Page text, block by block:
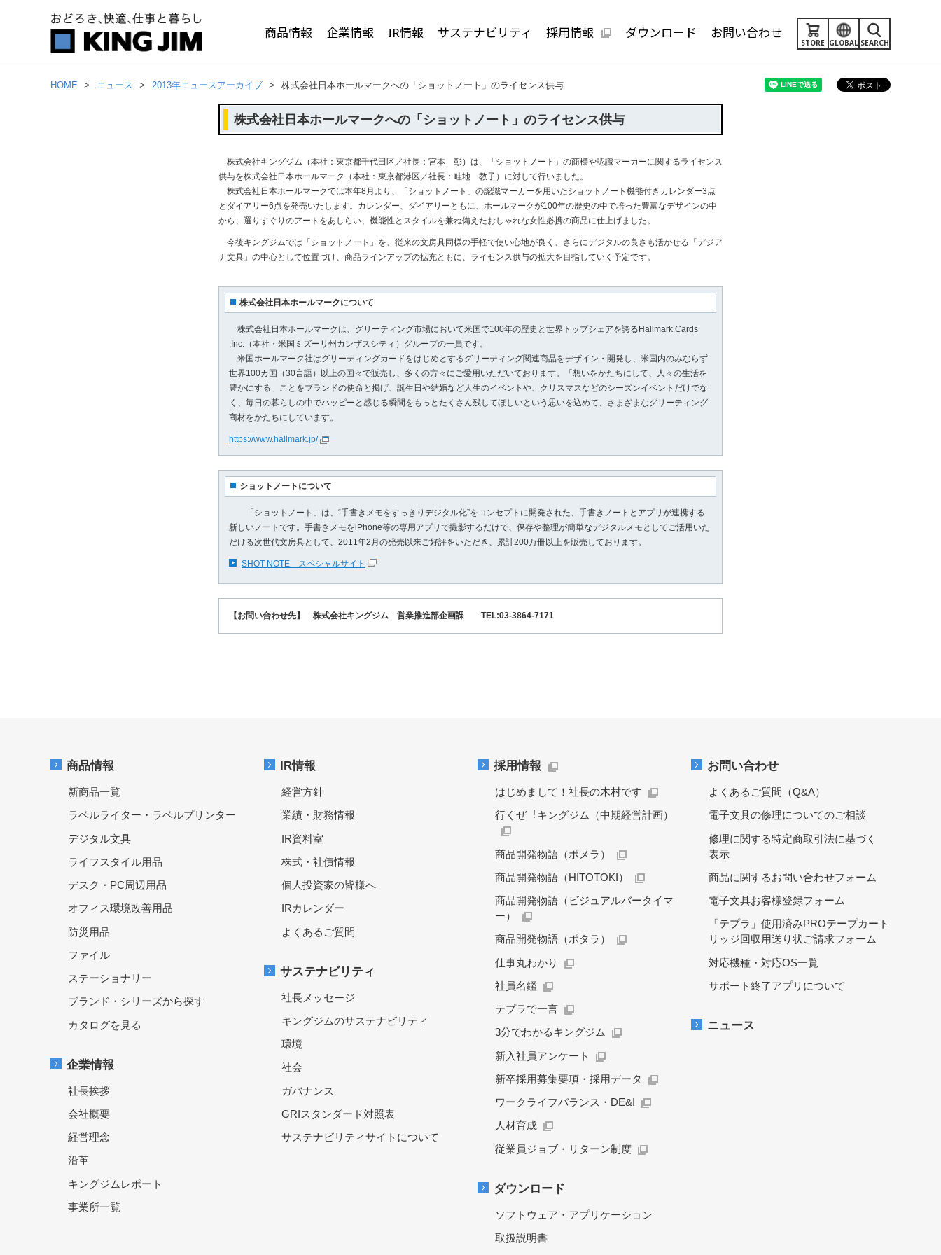
SEARCH
GLOBAL
STORE
商品情報 企業情報 IR情報 サステナビリティ 採用情報 ダウンロード お問い合わせ
HOME ニュース 2013年ニュースアーカイブ 株式会社日本ホールマークへの「ショットノート」のライセンス供与
株式会社日本ホールマークへの「ショットノート」のライセンス供与
株式会社キングジム（本社：東京都千代田区／社長：宮本 彰）は、「ショットノート」の商標や認識マーカーに関するライセンス
供与を株式会社日本ホールマーク（本社：東京都港区／社長：畦地 教子）に対して行いました。
株式会社日本ホールマークでは本年8月より、「ショットノート」の認識マーカーを用いたショットノート機能付きカレンダー3点
とダイアリー6点を発売いたします。カレンダー、ダイアリーともに、ホールマークが100年の歴史の中で培った豊富なデザインの中
から、選りすぐりのアートをあしらい、機能性とスタイルを兼ね備えたおしゃれな女性必携の商品に仕上げました。
今後キングジムでは「ショットノート」を、従来の文房具同様の手軽で使い心地が良く、さらにデジタルの良さも活かせる「デジア
ナ文具」の中心として位置づけ、商品ラインアップの拡充ともに、ライセンス供与の拡大を目指していく予定です。
株式会社日本ホールマークについて
株式会社日本ホールマークは、グリーティング市場において米国で100年の歴史と世界トップシェアを誇るHallmark Cards
,Inc.（本社・米国ミズーリ州カンザスシティ）グループの一員です。
米国ホールマーク社はグリーティングカードをはじめとするグリーティング関連商品をデザイン・開発し、米国内のみならず
世界100カ国（30言語）以上の国々で販売し、多くの方々にご愛用いただいております。「想いをかたちにして、人々の生活を
豊かにする」ことをブランドの使命と掲げ、誕生日や結婚など人生のイベントや、クリスマスなどのシーズンイベントだけでな
く、毎日の暮らしの中でハッピーと感じる瞬間をもっとたくさん残してほしいという思いを込めて、さまざまなグリーティング
商材をかたちにしています。
https://www.hallmark.jp/
ショットノートについて
「ショットノート」は、“手書きメモをすっきりデジタル化”をコンセプトに開発された、手書きノートとアプリが連携する
新しいノートです。手書きメモをiPhone等の専用アプリで撮影するだけで、保存や整理が簡単なデジタルメモとしてご活用いた
だける次世代文房具として、2011年2月の発売以来ご好評をいただき、累計200万冊以上を販売しております。
SHOT NOTE スペシャルサイト
【お問い合わせ先】 株式会社キングジム 営業推進部企画課 TEL:03-3864-7171
商品情報
新商品一覧
ラベルライター・ラベルプリンター
デジタル文具
ライフスタイル用品
デスク・PC周辺用品
オフィス環境改善用品
防災用品
ファイル
ステーショナリー
ブランド・シリーズから探す
カタログを見る
企業情報
社長挨拶
会社概要
経営理念
沿革
キングジムレポート
事業所一覧
IR情報
経営方針
業績・財務情報
IR資料室
株式・社債情報
個人投資家の皆様へ
IRカレンダー
よくあるご質問
サステナビリティ
社長メッセージ
キングジムのサステナビリティ
環境
社会
ガバナンス
GRIスタンダード対照表
サステナビリティサイトについて
採用情報
はじめまして！社長の木村です
行くぜ︕キングジム（中期経営計画）
商品開発物語（ポメラ）
商品開発物語（HITOTOKI）
商品開発物語（ビジュアルバータイマ
ー）
商品開発物語（ポタラ）
仕事丸わかり
社員名鑑
テプラで一言
3分でわかるキングジム
新入社員アンケート
新卒採用募集要項・採用データ
ワークライフバランス・DE&I
人材育成
従業員ジョブ・リターン制度
ダウンロード
ソフトウェア・アプリケーション
取扱説明書
お問い合わせ
よくあるご質問（Q&A）
電子文具の修理についてのご相談
修理に関する特定商取引法に基づく
表示
商品に関するお問い合わせフォーム
電子文具お客様登録フォーム
「テプラ」使用済みPROテープカート
リッジ回収用送り状ご請求フォーム
対応機種・対応OS一覧
サポート終了アプリについて
ニュース